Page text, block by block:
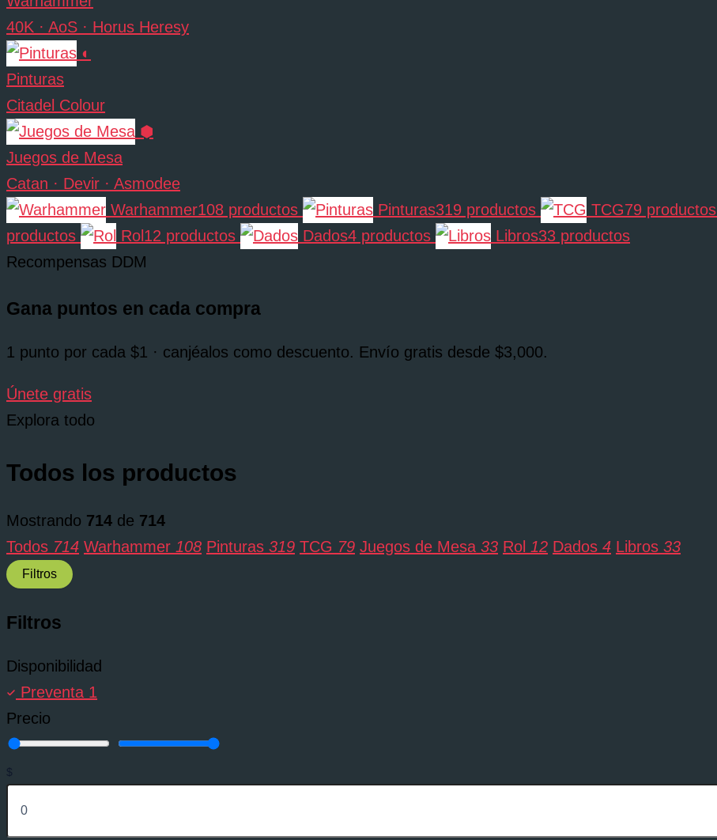
40K · AoS · Horus Heresy
◐
Pinturas
Citadel Colour
⬢
Juegos de Mesa
Catan · Devir · Asmodee
Warhammer108 productos Pinturas319 productos TCG79 productos
productos
Rol 12 productos Dados4 productos Libros33 productos
Recompensas DDM
Gana puntos en cada compra
1 punto por cada $1 · canjéalos como descuento. Envío gratis desde $3,000.
Únete gratis
Explora todo
Todos los productos
Mostrando 714 de 714
Todos 714 Warhammer 108 Pinturas 319 TCG 79 Juegos de Mesa 33 Rol 12 Dados 4 Libros 33
Filtros
Filtros
Disponibilidad
Preventa 1
Precio
$